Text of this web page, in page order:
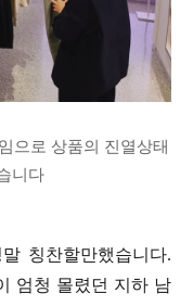
으로 상품의 진열상태
니다
칭찬할만했습니다.
엄청 몰렸던 지하 남